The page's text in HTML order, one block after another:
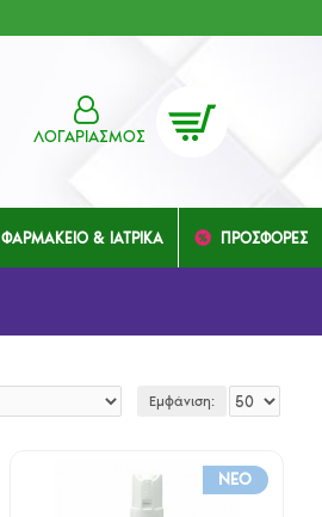
ΛΟΓΑΡΙΑΣΜΌΣ
ΦΑΡΜΑΚΕΙΟ & ΙΑΤΡΙΚΑ ΠΡΟΣΦΟΡΕΣ
Εμφάνιση:
NEO